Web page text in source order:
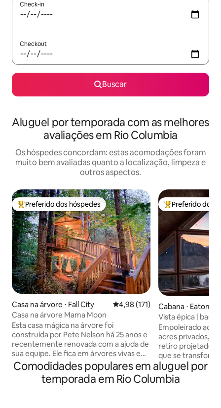
Check-in
Checkout
Buscar
Aluguel por temporada com as melhores
avaliações em Rio Columbia
Os hóspedes concordam: estas acomodações foram
muito bem avaliadas quanto a localização, limpeza e
outros aspectos.
Entre os melhores preferidos dos hóspedes
Preferido dos hóspedes
Casa na árvore ⋅ Fall City 4,98 de uma avaliação média de
4,98 (171)
Casa na árvore Mama Moon
Esta casa mágica na árvore foi
construída por Pete Nelson há 25 anos e
recentemente renovada com a ajuda de
sua equipe. Ele fica em árvores vivas em
nossa propriedade de 5 acres ao lado de
seu próprio pequeno lago e fonte. Tem
um banheiro com pia e vaso sanitário,
Entre os
Preferido dos
Cabana ⋅
Vista épica |
| 8 pessoas | 30
Empoleirado
acres privados,
retiro projetado
que se
longas conversas
tranquilas com
pelo lago, e sem
Comodidades populares em aluguel por
temporada em Rio Columbia